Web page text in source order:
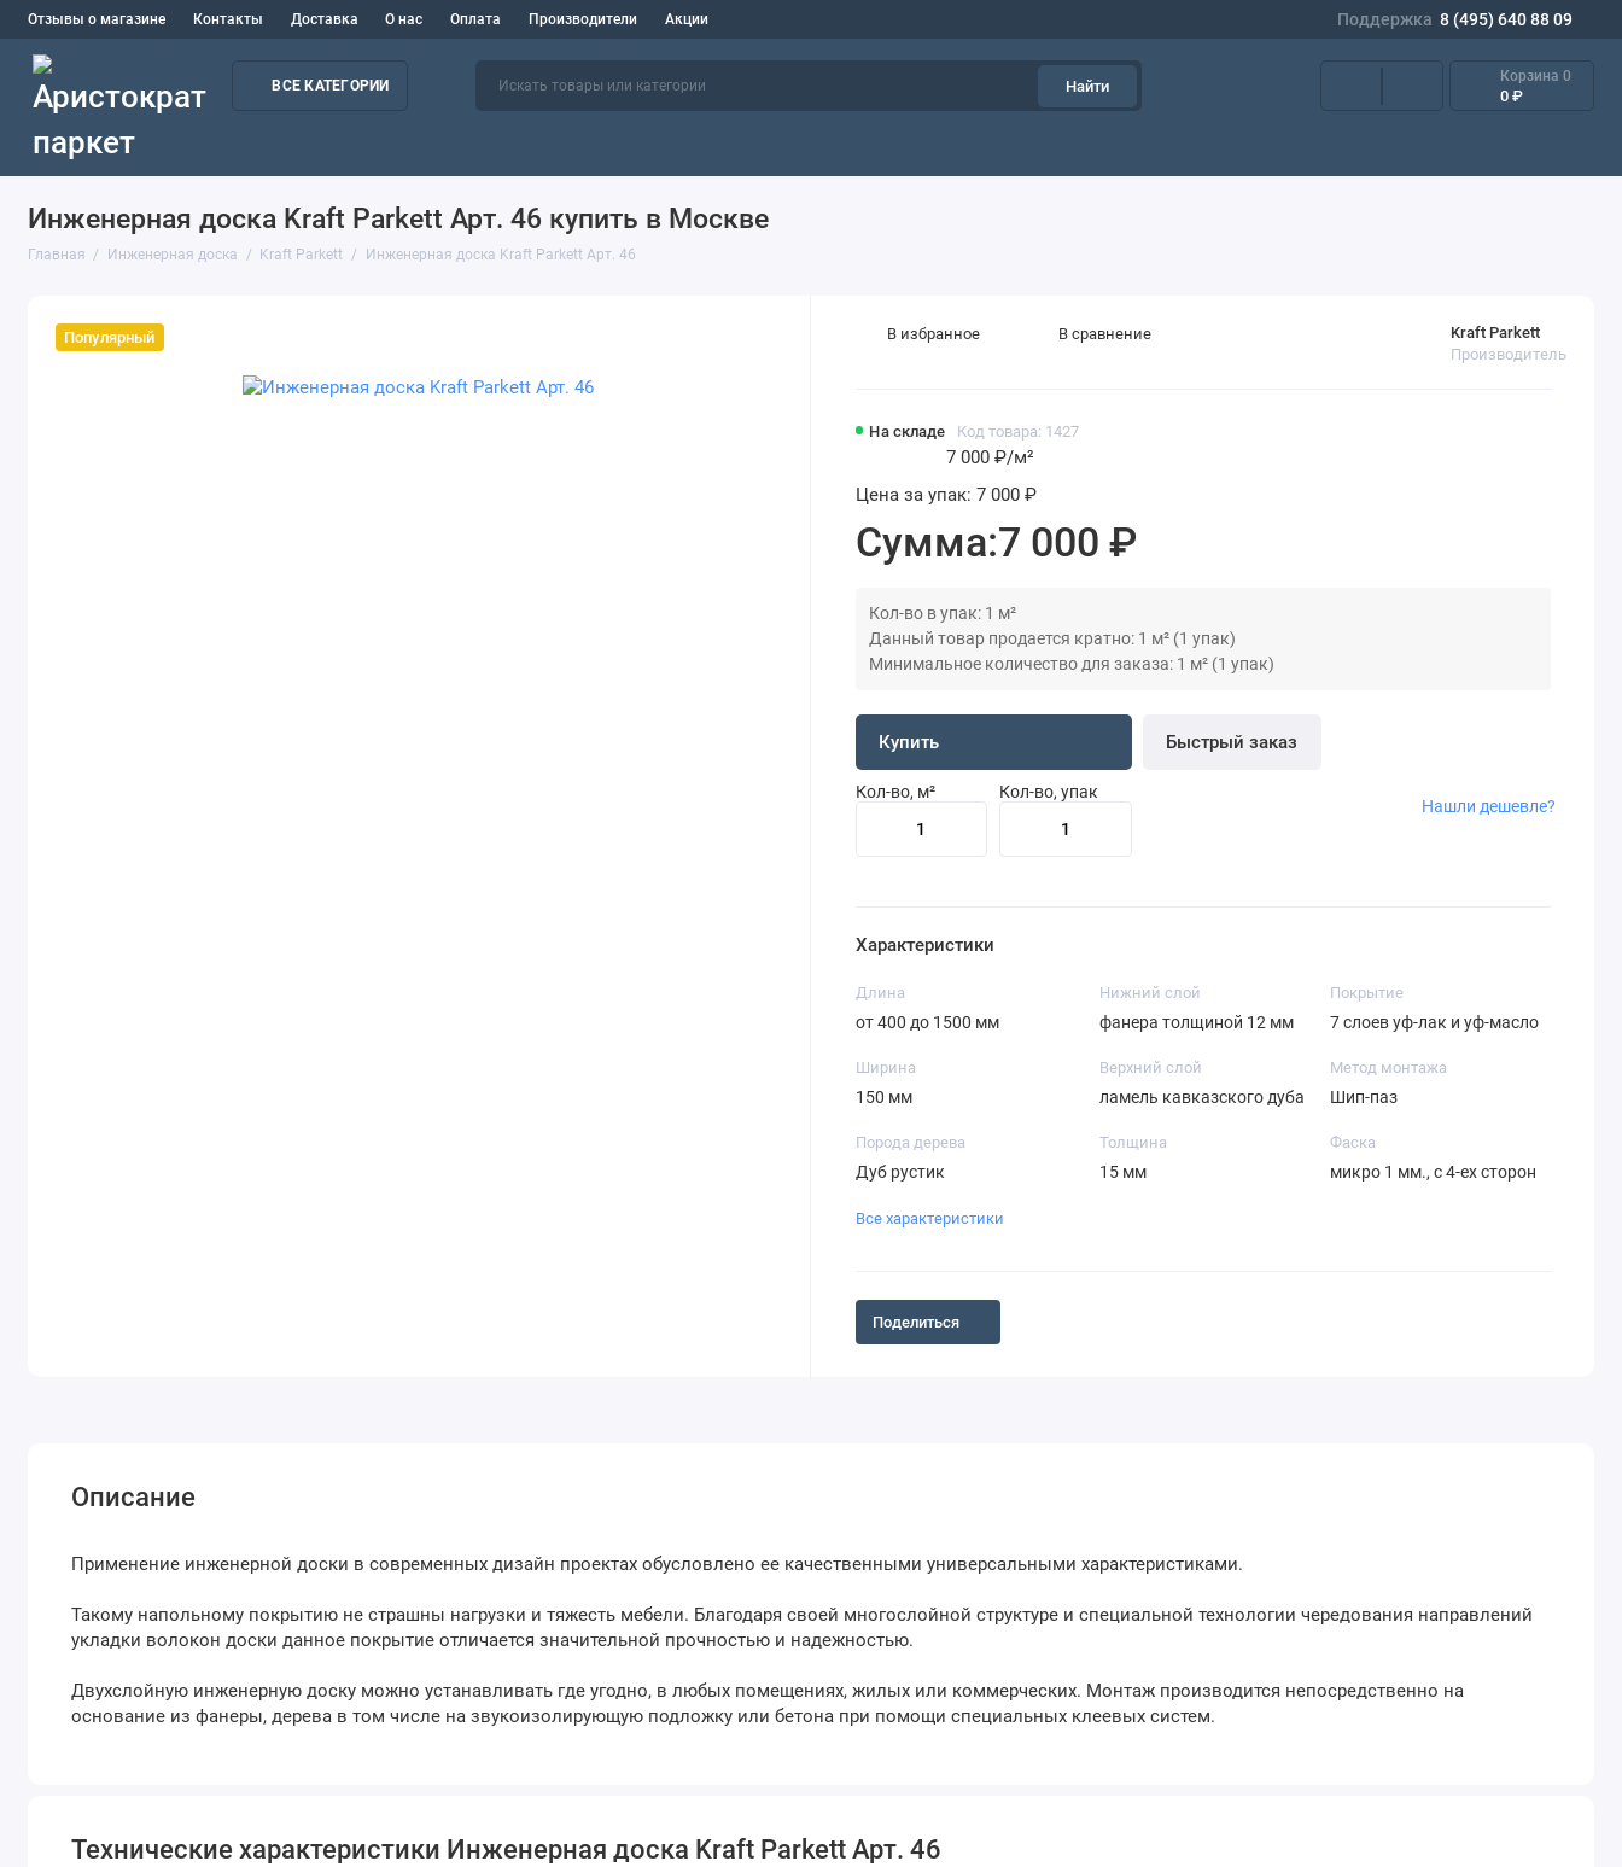
Отзывы о магазине Контакты Доставка О нас Оплата Производители Акции Поддержка 8 (495) 640 88 09
ВСЕ КАТЕГОРИИ Найти
Корзина 0
0 ₽
Инженерная доска Kraft Parkett Арт. 46 купить в Москве
Главная Инженерная доска Kraft Parkett Инженерная доска Kraft Parkett Арт. 46
Популярный
На складе Код товара: 1427
Kraft Parkett
Производитель
7 000 ₽/м²
Цена за упак: 7 000 ₽
Сумма:7 000 ₽
Кол-во в упак: 1 м²
Данный товар продается кратно: 1 м² (1 упак)
Минимальное количество для заказа: 1 м² (1 упак)
Купить
Кол-во, м² Кол-во, упак
Быстрый заказ
Нашли дешевле?
В избранное В сравнение
Характеристики
Длина
от 400 до 1500 мм
Нижний слой
фанера толщиной 12 мм
Покрытие
7 слоев уф-лак и уф-масло
Ширина
150 мм
Верхний слой
ламель кавказского дуба
Метод монтажа
Шип-паз
Порода дерева
Дуб рустик
Толщина
15 мм
Фаска
микро 1 мм., с 4-ех сторон
Все характеристики
Поделиться
Описание
Применение инженерной доски в современных дизайн проектах обусловлено ее качественными универсальными характеристиками.
Такому напольному покрытию не страшны нагрузки и тяжесть мебели. Благодаря своей многослойной структуре и специальной технологии чередования направлений
укладки волокон доски данное покрытие отличается значительной прочностью и надежностью.
Двухслойную инженерную доску можно устанавливать где угодно, в любых помещениях, жилых или коммерческих. Монтаж производится непосредственно на
основание из фанеры, дерева в том числе на звукоизолирующую подложку или бетона при помощи специальных клеевых систем.
Технические характеристики Инженерная доска Kraft Parkett Арт. 46